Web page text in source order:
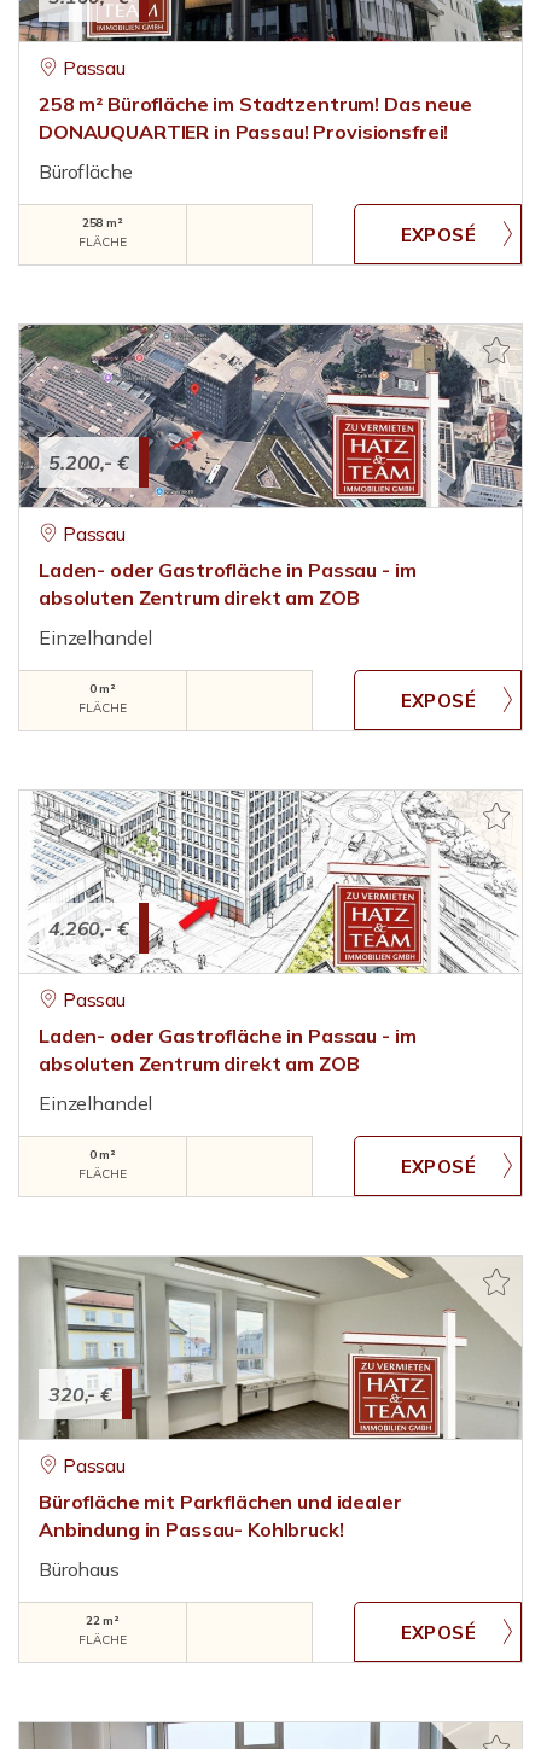
Passau
258 m² Bürofläche im Stadtzentrum! Das neue
DONAUQUARTIER in Passau! Provisionsfrei!
Bürofläche
258 m²
FLÄCHE
5.200,- €
Passau
Laden- oder Gastrofläche in Passau - im
absoluten Zentrum direkt am ZOB
Einzelhandel
0 m²
FLÄCHE
4.260,- €
Passau
Laden- oder Gastrofläche in Passau - im
absoluten Zentrum direkt am ZOB
Einzelhandel
0 m²
FLÄCHE
320,- €
Passau
Bürofläche mit Parkflächen und idealer
Anbindung in Passau- Kohlbruck!
Bürohaus
22 m²
FLÄCHE